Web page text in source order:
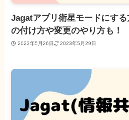
Jagatアプリ衛星モードにす
の付け方や変更のやり方も！
2023年5月26日 2023年5月29日